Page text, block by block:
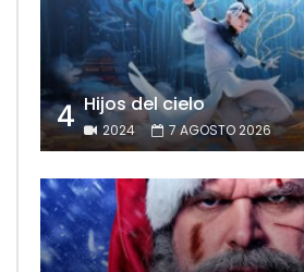
4 Hijos del cielo
2024 7 AGOSTO 2026